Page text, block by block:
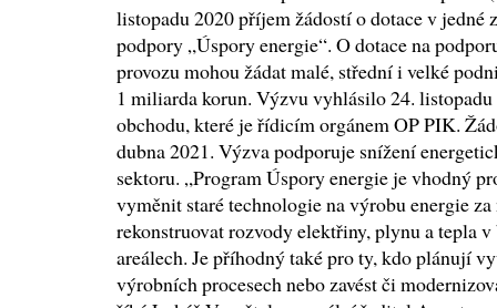
listopadu 2020 příjem žádostí o dotace v jedné
podpory „Úspory energie“. O dotace na
provozu mohou žádat malé, střední i velké
1 miliarda korun. Výzvu vyhlásilo 24.
obchodu, které je řídicím orgánem OP PIK.
dubna 2021. Výzva podporuje snížení
sektoru. „Program Úspory energie je vhodný
vyměnit staré technologie na výrobu energie
rekonstruovat rozvody elektřiny, plynu a tepla
areálech. Je příhodný také pro ty, kdo plánují
výrobních procesech nebo zavést či